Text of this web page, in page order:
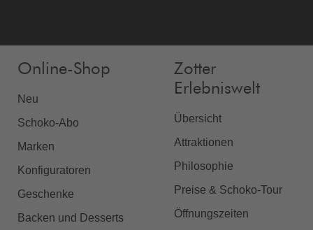
Online-Shop
Neu
Schoko-Abo
Marken
Konfiguratoren
Geschenke
Backen und Desserts
Zotter
Erlebniswelt
Übersicht
Attraktionen
Philosophie
Preise & Schoko-Tour
Öffnungszeiten